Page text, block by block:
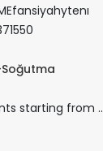
starting from ..